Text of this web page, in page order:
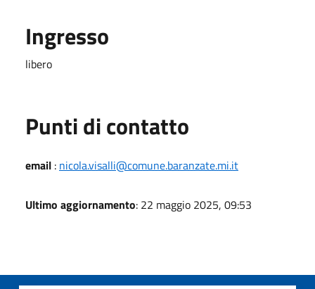
Ingresso
libero
Punti di contatto
email : nicola.visalli@comune.baranzate.mi.it
Ultimo aggiornamento: 22 maggio 2025, 09:53